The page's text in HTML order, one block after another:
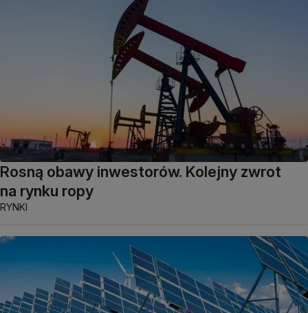
Rosną obawy inwestorów. Kolejny zwrot
na rynku ropy
RYNKI